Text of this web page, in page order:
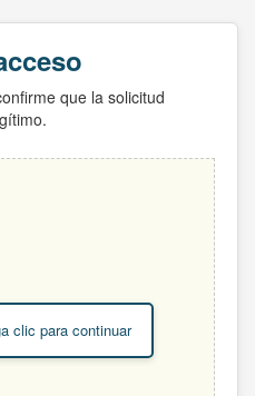
que la solicitud
clic para continuar